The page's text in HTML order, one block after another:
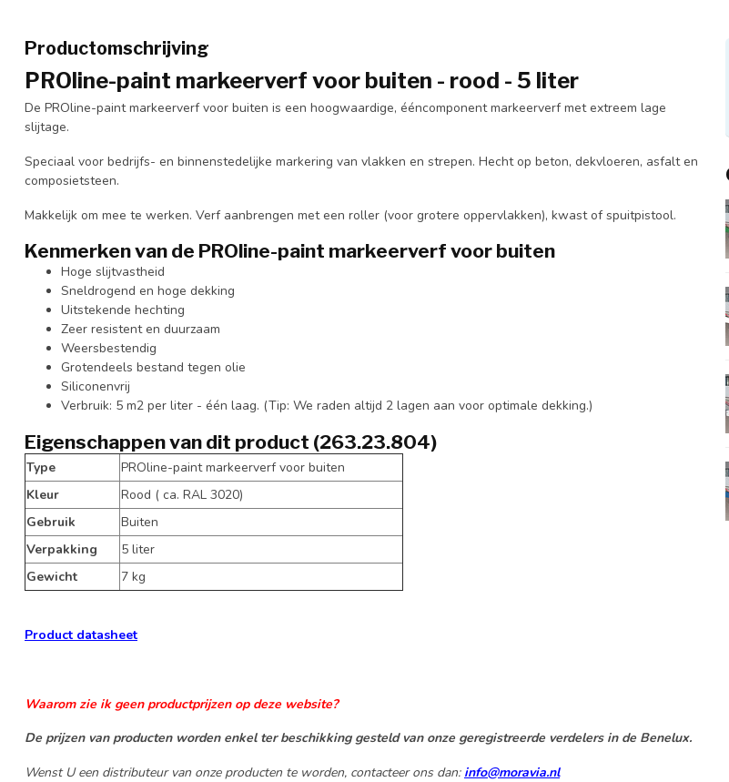
Productomschrijving
PROline-paint markeerverf voor buiten - rood - 5 liter
De PROline-paint markeerverf voor buiten is een hoogwaardige, ééncomponent markeerverf met extreem lage
slijtage.
Speciaal voor bedrijfs- en binnenstedelijke markering van vlakken en strepen. Hecht op beton, dekvloeren, asfalt en
composietsteen.
Makkelijk om mee te werken. Verf aanbrengen met een roller (voor grotere oppervlakken), kwast of spuitpistool.
Kenmerken van de PROline-paint markeerverf voor buiten
Hoge slijtvastheid
Sneldrogend en hoge dekking
Uitstekende hechting
Zeer resistent en duurzaam
Weersbestendig
Grotendeels bestand tegen olie
Siliconenvrij
Verbruik: 5 m2 per liter - één laag. (Tip: We raden altijd 2 lagen aan voor optimale dekking.)
Eigenschappen van dit product (263.23.804)
Type
PROline-paint markeerverf voor buiten
Kleur
Rood ( ca. RAL 3020)
Gebruik
Buiten
Verpakking
5 liter
Gewicht
7 kg
Product datasheet
Waarom zie ik geen productprijzen op deze website?
De prijzen van producten worden enkel ter beschikking gesteld van onze geregistreerde verdelers in de Benelux.
Wenst U een distributeur van onze producten te worden, contacteer ons dan: info@moravia.nl